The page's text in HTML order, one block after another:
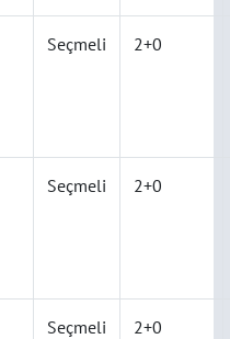
Seçmeli 2+0
Seçmeli 2+0
Seçmeli 2+0